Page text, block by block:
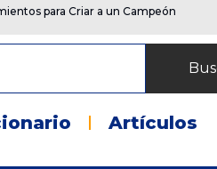
para Criar a un Campeón
Artículos